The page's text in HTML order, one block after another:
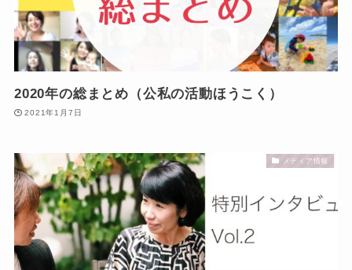
2020年の総まとめ（公私の活動ほうこく）
2021年1月7日
メディア情報